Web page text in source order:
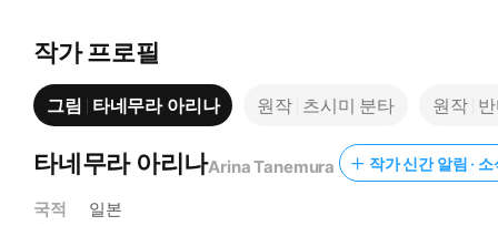
작가 프로필
그림 타네무라 아리나 원작 츠시미 분타 원작
타네무라 아리나Arina Tanemura 작가 신간 알림 · 소
국적
일본